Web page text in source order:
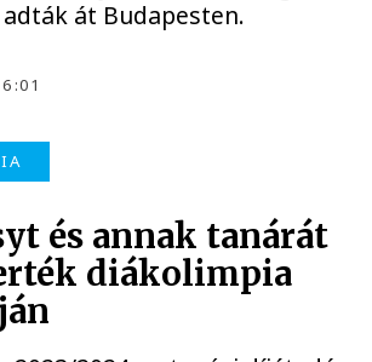
át Budapesten.
és annak tanárát
diákolimpia